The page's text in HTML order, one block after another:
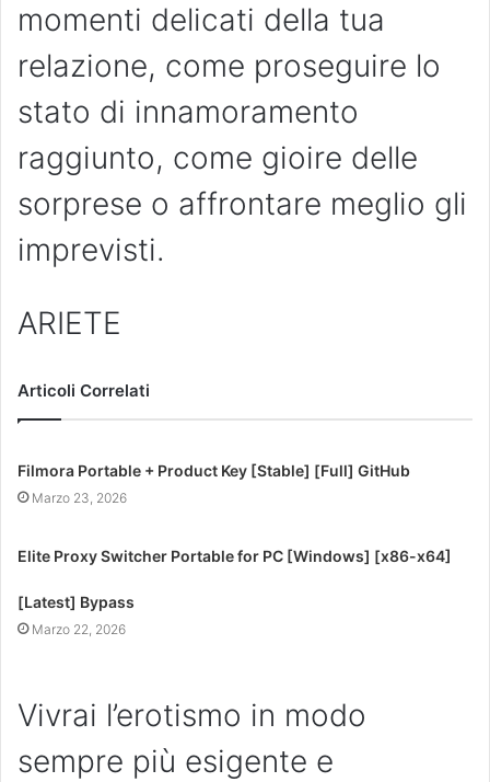
momenti delicati della tua
relazione, come proseguire lo
stato di innamoramento
raggiunto, come gioire delle
sorprese o affrontare meglio gli
imprevisti.
ARIETE
Articoli Correlati
Filmora Portable + Product Key [Stable] [Full] GitHub
Marzo 23, 2026
Elite Proxy Switcher Portable for PC [Windows] [x86-x64]
[Latest] Bypass
Marzo 22, 2026
Vivrai l’erotismo in modo
sempre più esigente e